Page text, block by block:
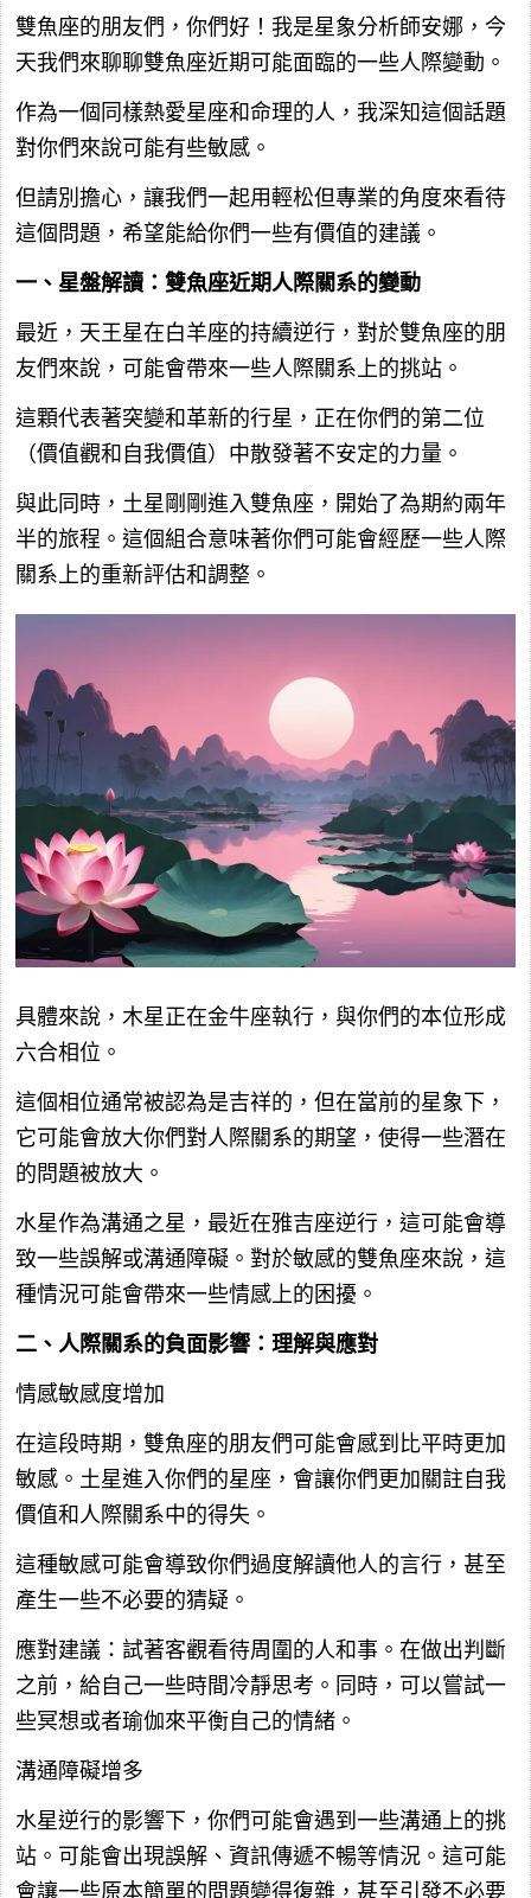
雙魚座的朋友們，你們好！我是星象分析師安娜，今
天我們來聊聊雙魚座近期可能面臨的一些人際變動。
作為一個同樣熱愛星座和命理的人，我深知這個話題
對你們來說可能有些敏感。
但請別擔心，讓我們一起用輕松但專業的角度來看待
這個問題，希望能給你們一些有價值的建議。
一、星盤解讀：雙魚座近期人際關系的變動
最近，天王星在白羊座的持續逆行，對於雙魚座的朋
友們來說，可能會帶來一些人際關系上的挑站。
這顆代表著突變和革新的行星，正在你們的第二位
（價值觀和自我價值）中散發著不安定的力量。
與此同時，土星剛剛進入雙魚座，開始了為期約兩年
半的旅程。這個組合意味著你們可能會經歷一些人際
關系上的重新評估和調整。
具體來說，木星正在金牛座執行，與你們的本位形成
六合相位。
這個相位通常被認為是吉祥的，但在當前的星象下，
它可能會放大你們對人際關系的期望，使得一些潛在
的問題被放大。
水星作為溝通之星，最近在雅吉座逆行，這可能會導
致一些誤解或溝通障礙。對於敏感的雙魚座來說，這
種情況可能會帶來一些情感上的困擾。
二、人際關系的負面影響：理解與應對
情感敏感度增加
在這段時期，雙魚座的朋友們可能會感到比平時更加
敏感。土星進入你們的星座，會讓你們更加關註自我
價值和人際關系中的得失。
這種敏感可能會導致你們過度解讀他人的言行，甚至
產生一些不必要的猜疑。
應對建議：試著客觀看待周圍的人和事。在做出判斷
之前，給自己一些時間冷靜思考。同時，可以嘗試一
些冥想或者瑜伽來平衡自己的情緒。
溝通障礙增多
水星逆行的影響下，你們可能會遇到一些溝通上的挑
站。可能會出現誤解、資訊傳遞不暢等情況。這可能
會讓一些原本簡單的問題變得復雜，甚至引發不必要